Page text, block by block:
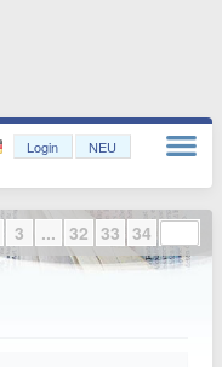
Login NEU
3 ... 32 33 34